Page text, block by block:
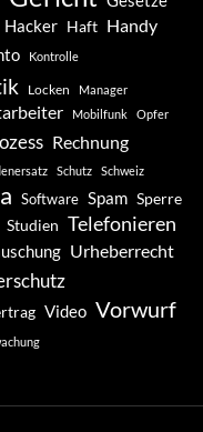
Hacker Haft Handy
Kontrolle
Locken Manager
Mobilfunk Opfer
Rechnung
Schutz Schweiz
Software Spam Sperre
Studien Telefonieren
Urheberrecht
Video Vorwurf